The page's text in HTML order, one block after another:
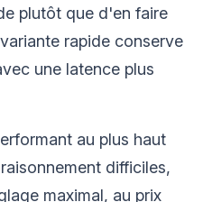
plutôt que d'en faire
rapide conserve
une latence plus
au plus haut
difficiles,
maximal, au prix